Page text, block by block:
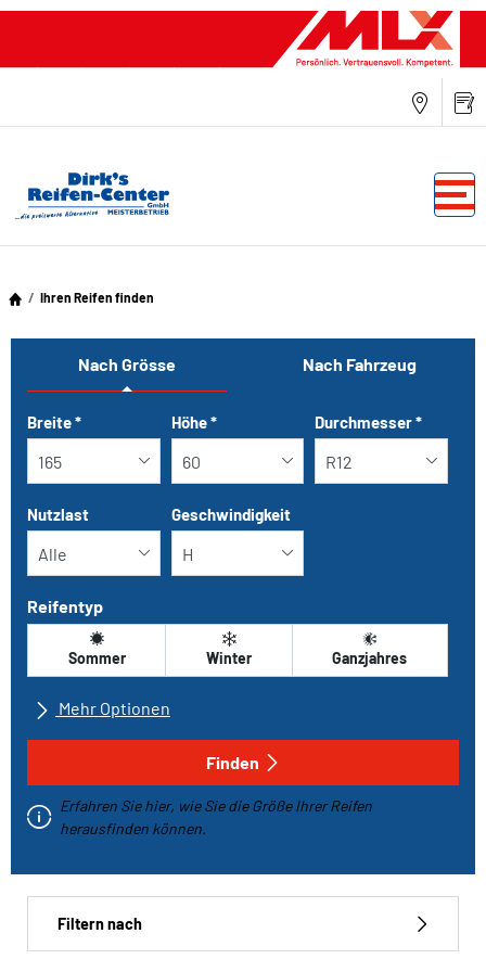
Ihren Reifen finden
Nach Grösse Nach Fahrzeug
Tab updated: Nach Grösse
Breite* Höhe* Durchmesser*
Nutzlast Geschwindigkeit
Reifentyp
Sommer Winter Ganzjahres
Mehr Optionen
Alle Marken
Fahrzeugtyp
Run-flat
Finden
Erfahren Sie hier, wie Sie die Größe Ihrer Reifen
herausfinden können.
Filtern nach